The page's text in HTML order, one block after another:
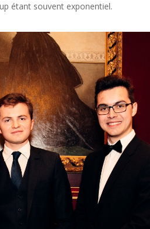
étant souvent exponentiel.